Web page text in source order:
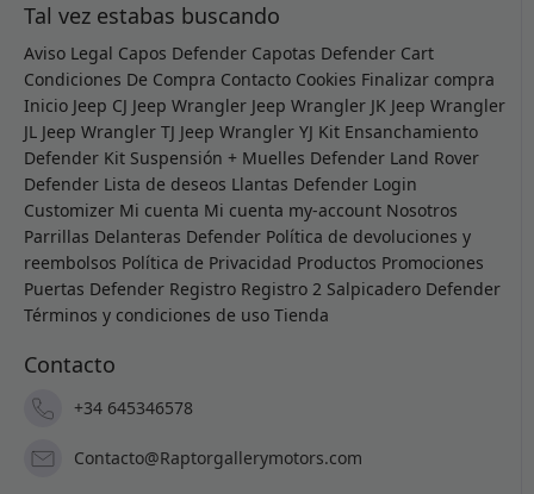
Tal vez estabas buscando
Aviso Legal Capos Defender Capotas Defender Cart
Condiciones De Compra Contacto Cookies Finalizar compra
Inicio Jeep CJ Jeep Wrangler Jeep Wrangler JK Jeep Wrangler
JL Jeep Wrangler TJ Jeep Wrangler YJ Kit Ensanchamiento
Defender Kit Suspensión + Muelles Defender Land Rover
Defender Lista de deseos Llantas Defender Login
Customizer Mi cuenta Mi cuenta my-account Nosotros
Parrillas Delanteras Defender Política de devoluciones y
reembolsos Política de Privacidad Productos Promociones
Puertas Defender Registro Registro 2 Salpicadero Defender
Términos y condiciones de uso Tienda
Contacto
+34 645346578
Contacto@Raptorgallerymotors.com